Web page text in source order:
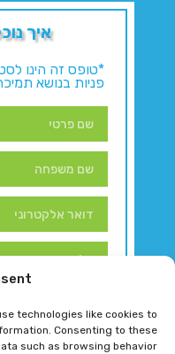
technologies like cookies to
Consenting to these
such as browsing behavior
איך
*טופס זה הינו
פניות בנושא